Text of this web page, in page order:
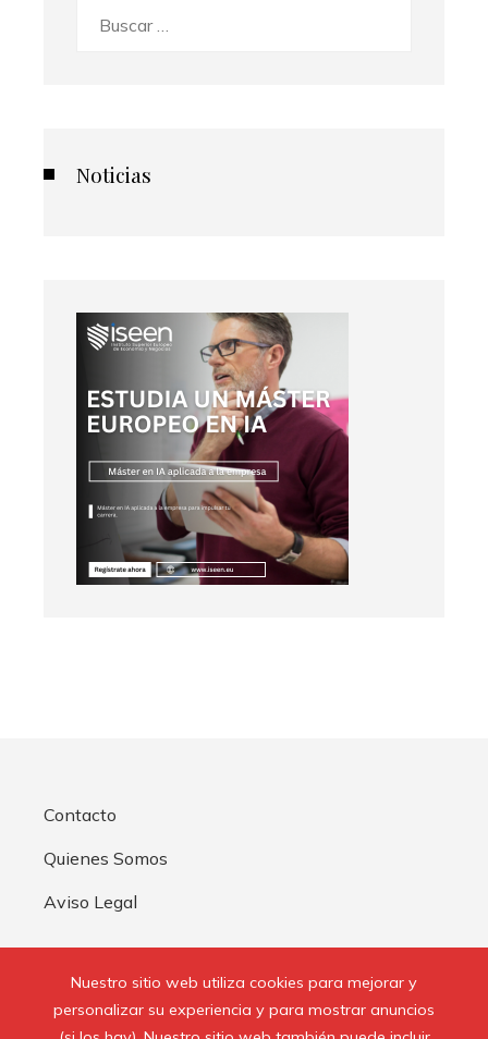
Nuestro sitio web utiliza cookies para mejorar y
personalizar su experiencia y para mostrar anuncios
Noticias
Contacto
Quienes Somos
Aviso Legal